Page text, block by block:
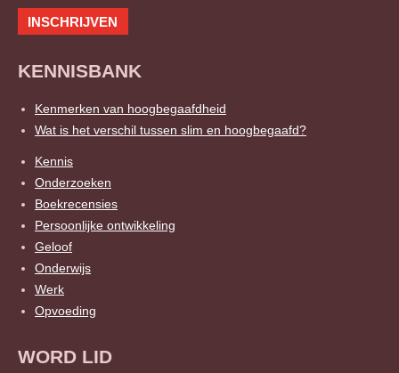
f
i
n
INSCHRIJVEN
KENNISBANK
Kenmerken van hoogbegaafdheid
Wat is het verschil tussen slim en hoogbegaafd?
Kennis
Onderzoeken
Boekrecensies
Persoonlijke ontwikkeling
Geloof
Onderwijs
Werk
Opvoeding
WORD LID